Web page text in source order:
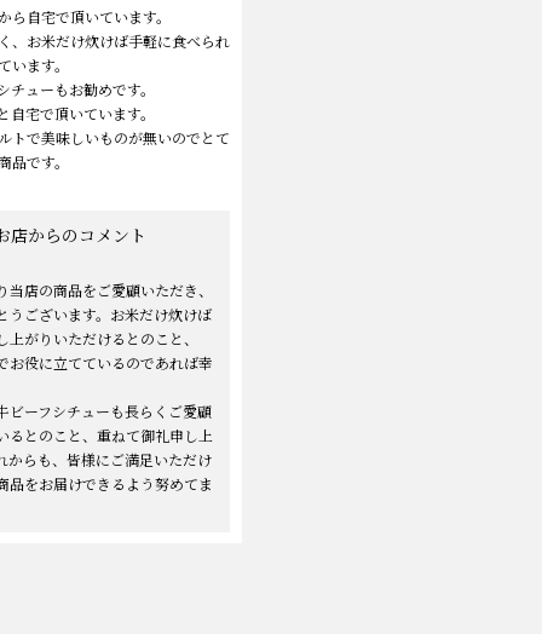
ら自宅で頂いています。
、お米だけ炊けば手軽に食べられ
います。
チューもお勧めです。
自宅で頂いています。
トで美味しいものが無いのでとて
品です。
店からのコメント
当店の商品をご愛顧いただき、
うございます。お米だけ炊けば
上がりいただけるとのこと、
お役に立てているのであれば幸
ビーフシチューも長らくご愛顧
るとのこと、重ねて御礼申し上
からも、皆様にご満足いただけ
品をお届けできるよう努めてま